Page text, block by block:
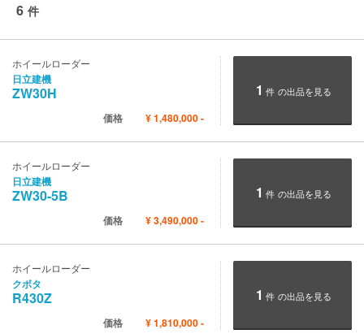
6 件
ホイールローダー
日立建機
ZW30H
価格 ¥1,480,000-
1 件 の出品を見る
ホイールローダー
日立建機
ZW30-5B
価格 ¥3,490,000-
1 件 の出品を見る
ホイールローダー
クボタ
R430Z
価格 ¥1,810,000-
1 件 の出品を見る